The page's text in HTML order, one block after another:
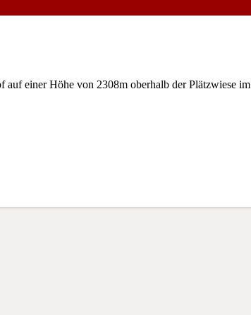
auf einer Höhe von 2308m oberhalb der Plätzwiese im